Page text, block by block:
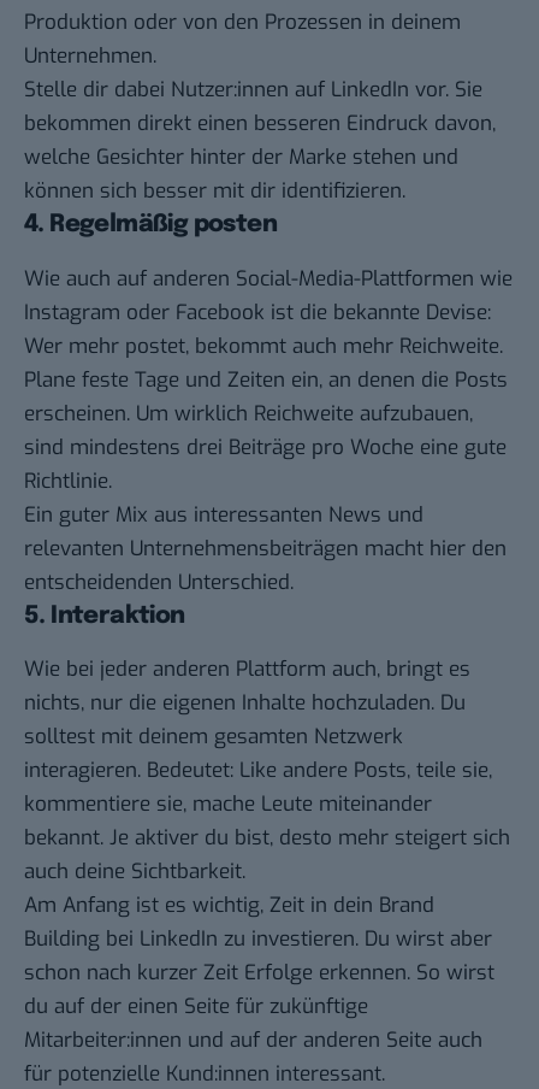
Produktion oder von den Prozessen in deinem
Unternehmen.
Stelle dir dabei Nutzer:innen auf LinkedIn vor. Sie
bekommen direkt einen besseren Eindruck davon,
welche Gesichter hinter der Marke stehen und
können sich besser mit dir identifizieren.
4. Regelmäßig posten
Wie auch auf anderen Social-Media-Plattformen wie
Instagram oder Facebook ist die bekannte Devise:
Wer mehr postet, bekommt auch mehr Reichweite.
Plane feste Tage und Zeiten ein, an denen die Posts
erscheinen. Um wirklich Reichweite aufzubauen,
sind mindestens drei Beiträge pro Woche eine gute
Richtlinie.
Ein guter Mix aus interessanten News und
relevanten Unternehmensbeiträgen macht hier den
entscheidenden Unterschied.
5. Interaktion
Wie bei jeder anderen Plattform auch, bringt es
nichts, nur die eigenen Inhalte hochzuladen. Du
solltest mit deinem gesamten Netzwerk
interagieren. Bedeutet: Like andere Posts, teile sie,
kommentiere sie, mache Leute miteinander
bekannt. Je aktiver du bist, desto mehr steigert sich
auch deine Sichtbarkeit.
Am Anfang ist es wichtig, Zeit in dein Brand
Building bei LinkedIn zu investieren. Du wirst aber
schon nach kurzer Zeit Erfolge erkennen. So wirst
du auf der einen Seite für zukünftige
Mitarbeiter:innen und auf der anderen Seite auch
für potenzielle Kund:innen interessant.